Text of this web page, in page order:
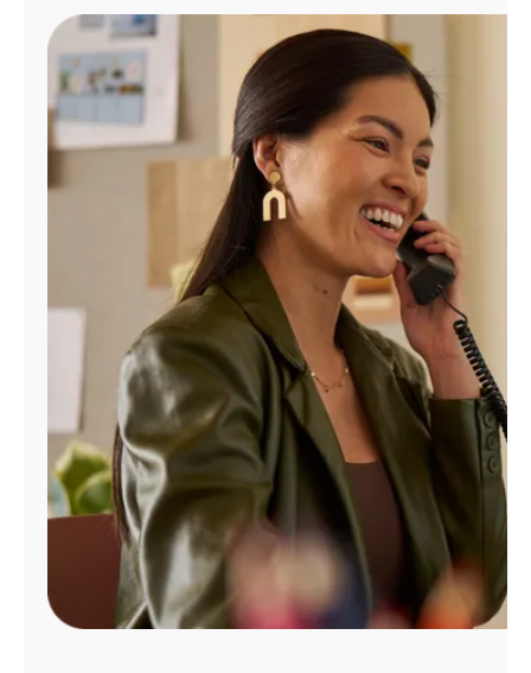
Administrar
cuenta
Encuentra
tienda